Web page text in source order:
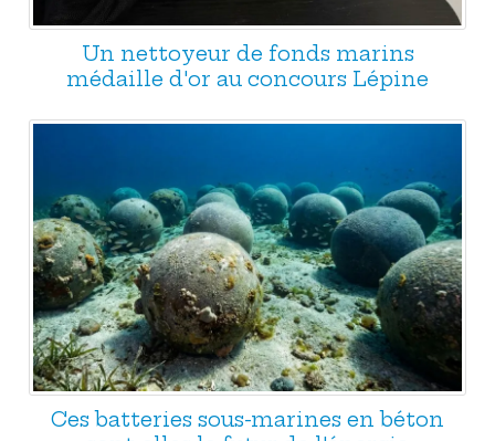
Un nettoyeur de fonds marins
médaille d'or au concours Lépine
Ces batteries sous-marines en béton